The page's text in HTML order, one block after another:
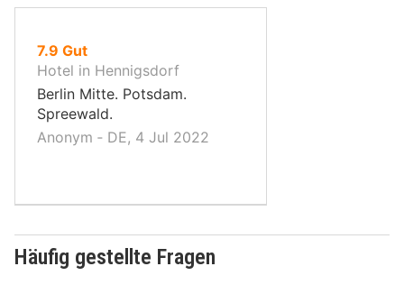
7.9 von
10,
Gut
Hotel in Hennigsdorf
Berlin Mitte. Potsdam.
Spreewald.
Anonym ‐ DE, 4 Jul 2022
Häufig gestellte Fragen